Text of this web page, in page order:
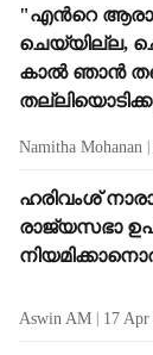
t
s
"എന്‍റെ
ചെയ്യില്ല,
കാൽ ഞാൻ
Namitha Mohanan
ഹരിവംശ്
രാജ‍്യസഭാ
Aswin AM 17 Apr